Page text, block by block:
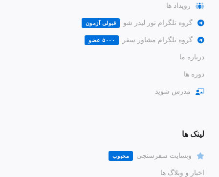
رویداد ها
گروه تلگرام تور لیدر شو قبولی آزمون
گروه تلگرام مشاور سفر ۵۰۰۰ عضو
درباره ما
دوره ها
مدرس شوید
لینک ها
وبسایت سفرسنجی محبوب
اخبار و وبلاگ ها